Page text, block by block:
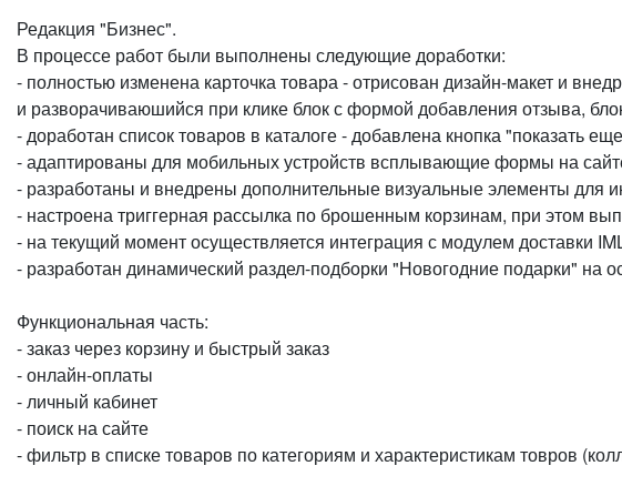
Редакция "Бизнес".
В процессе работ были выполнены следующие доработки:
- полностью изменена карточка товара - отрисован дизайн-макет и
и разворачиваюшийся при клике блок с формой добавления отзыва,
- доработан список товаров в каталоге - добавлена кнопка "показать
- адаптированы для мобильных устройств всплывающие формы на
- разработаны и внедрены дополнительные визуальные элементы для
- настроена триггерная рассылка по брошенным корзинам, при этом
- на текущий момент осуществляется интеграция с модулем доставки
- разработан динамический раздел-подборки "Новогодние подарки" на
Функциональная часть:
- заказ через корзину и быстрый заказ
- онлайн-оплаты
- личный кабинет
- поиск на сайте
- фильтр в списке товаров по категориям и характеристикам товров